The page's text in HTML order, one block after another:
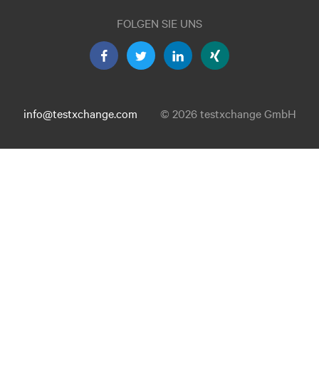
FOLGEN SIE UNS
info@testxchange.com © 2026 testxchange GmbH